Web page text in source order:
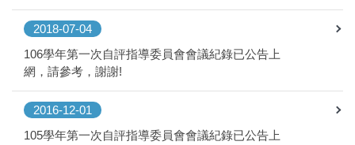
2018-07-04
106學年第一次自評指導委員會會議紀錄已公告上
網，請參考，謝謝!
2016-12-01
105學年第一次自評指導委員會會議紀錄已公告上